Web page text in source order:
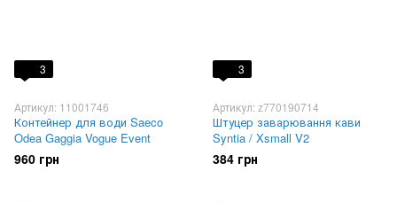
3
Артикул: 11001746
Контейнер для води Saeco
Odea Gaggia Vogue Event
960 грн
3
Артикул: z770190714
Штуцер заварювання кави
Syntia / Xsmall V2
384 грн